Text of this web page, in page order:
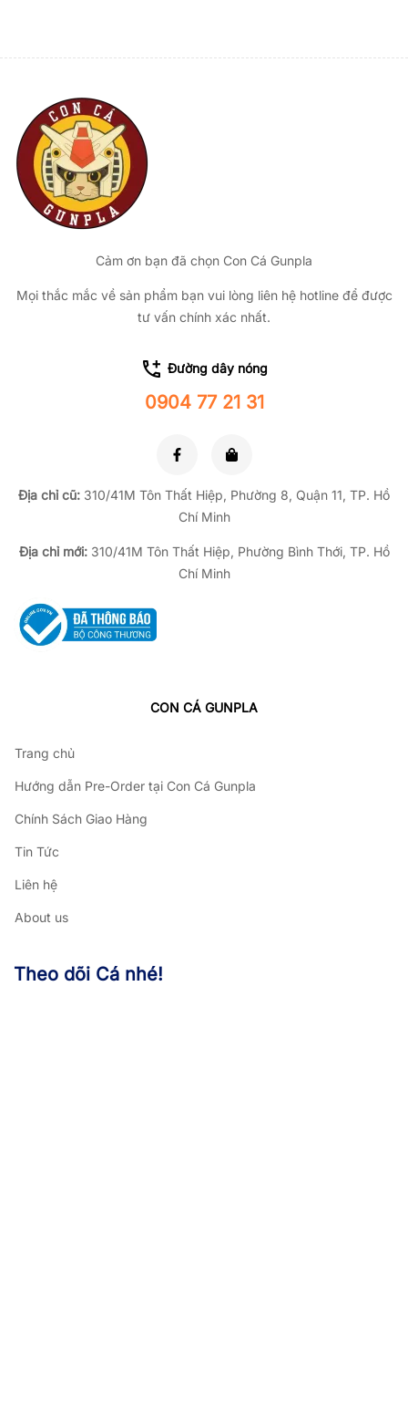
Cảm ơn bạn đã chọn Con Cá Gunpla
Mọi thắc mắc về sản phẩm bạn vui lòng liên hệ hotline để được
tư vấn chính xác nhất.
Đường dây nóng
0904 77 21 31
Địa chỉ cũ: 310/41M Tôn Thất Hiệp, Phường 8, Quận 11, TP. Hồ
Chí Minh
Địa chỉ mới:310/41M Tôn Thất Hiệp, Phường Bình Thới, TP. Hồ
Chí Minh
CON CÁ GUNPLA
Trang chủ
Hướng dẫn Pre-Order tại Con Cá Gunpla
Chính Sách Giao Hàng
Tin Tức
Liên hệ
About us
Theo dõi Cá nhé!